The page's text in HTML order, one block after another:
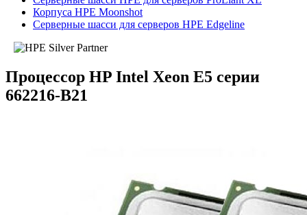
Корпуса HPE Moonshot
Серверные шасси для серверов HPE Edgeline
Процессор HP Intel Xeon E5 серии
662216-B21